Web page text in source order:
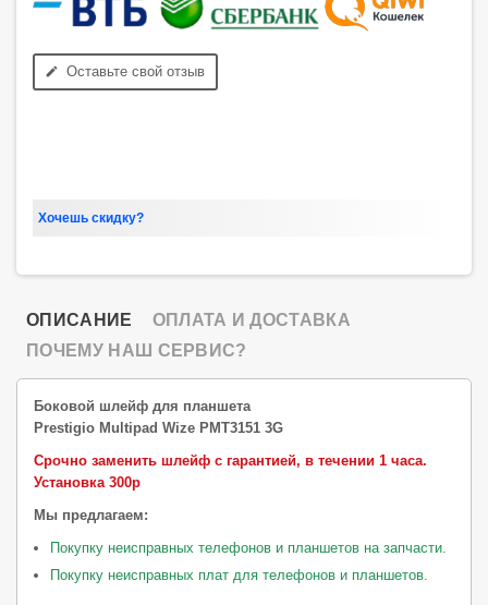
edit Оставьте свой отзыв
Хочешь скидку?
ОПИСАНИЕ
ОПЛАТА И ДОСТАВКА
ПОЧЕМУ НАШ СЕРВИС?
Боковой шлейф для планшета
Prestigio Multipad Wize PMT3151 3G
Срочно заменить шлейф с гарантией, в течении 1 часа.
Установка 300р
Мы предлагаем:
Покупку неисправных телефонов и планшетов на запчасти.
Покупку неисправных плат для телефонов и планшетов.